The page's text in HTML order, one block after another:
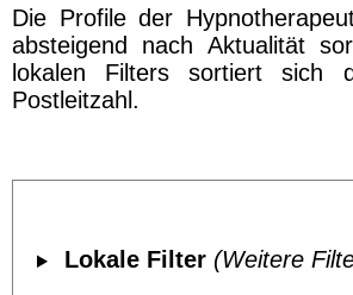
Die Profile der
absteigend nach Aktualität
lokalen Filters sortiert sich
Postleitzahl.
Lokale Filter (Weitere